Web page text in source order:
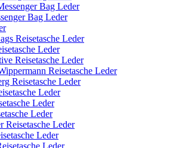
Bag Leder
Bag Leder
Reisetasche Leder
Leder
Reisetasche Leder
Reisetasche Leder
Reisetasche Leder
Leder
Leder
Leder
Reisetasche Leder
Leder
Leder